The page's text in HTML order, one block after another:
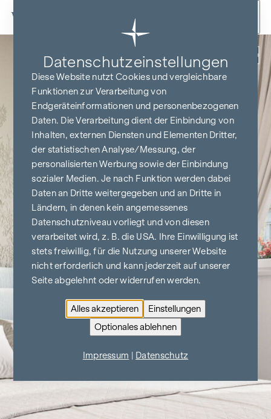
Zum Inhalt springen
Datenschutz­einstellungen
Diese Website nutzt Cookies und vergleichbare
Funktionen zur Verarbeitung von
Endgeräteinformationen und personenbezogenen
Daten. Die Verarbeitung dient der Einbindung von
Inhalten, externen Diensten und Elementen Dritter,
der statistischen Analyse/Messung, der
personalisierten Werbung sowie der Einbindung
sozialer Medien. Je nach Funktion werden dabei
Daten an Dritte weitergegeben und an Dritte in
Ländern, in denen kein angemessenes
Datenschutzniveau vorliegt und von diesen
verarbeitet wird, z. B. die USA. Ihre Einwilligung ist
stets freiwillig, für die Nutzung unserer Website
nicht erforderlich und kann jederzeit auf unserer
Seite abgelehnt oder widerrufen werden.
Alles akzeptieren
Einstellungen
Optionales ablehnen
Impressum Datenschutz